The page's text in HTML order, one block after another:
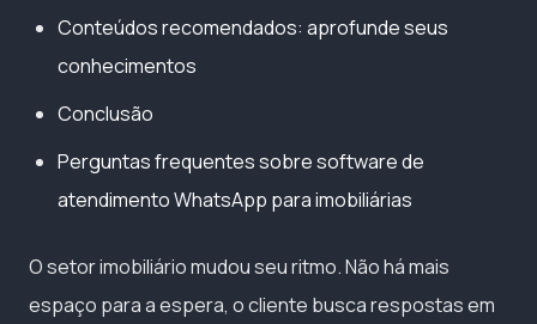
Conteúdos recomendados: aprofunde seus
conhecimentos
Conclusão
Perguntas frequentes sobre software de
atendimento WhatsApp para imobiliárias
O setor imobiliário mudou seu ritmo. Não há mais
espaço para a espera, o cliente busca respostas em